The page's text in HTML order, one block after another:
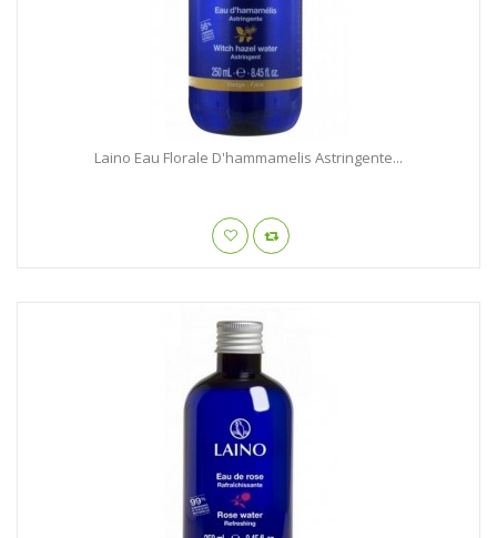
Laino Eau Florale D'hammamelis Astringente...